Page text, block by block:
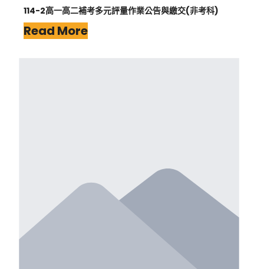
114-2高一高二補考多元評量作業公告與繳交(非考科)
Read More